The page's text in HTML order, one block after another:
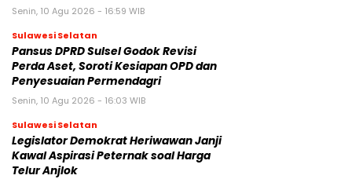
Senin, 10 Agu 2026 - 16:59 WIB
Sulawesi Selatan
Pansus DPRD Sulsel Godok Revisi
Perda Aset, Soroti Kesiapan OPD dan
Penyesuaian Permendagri
Senin, 10 Agu 2026 - 16:03 WIB
Sulawesi Selatan
Legislator Demokrat Heriwawan Janji
Kawal Aspirasi Peternak soal Harga
Telur Anjlok